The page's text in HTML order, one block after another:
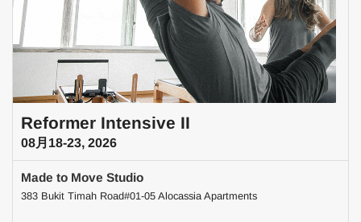
Reformer Intensive II
08月18-23, 2026
Made to Move Studio
383 Bukit Timah Road#01-05 Alocassia Apartments